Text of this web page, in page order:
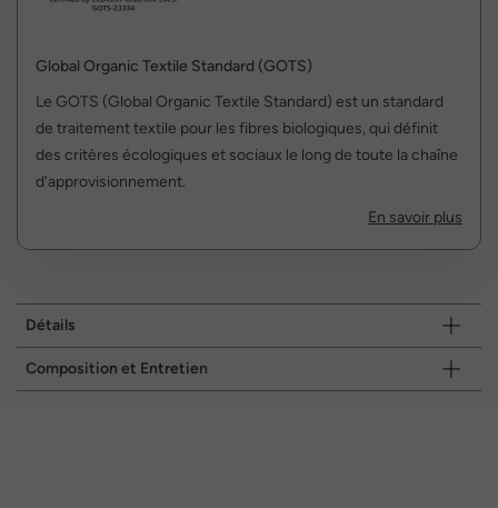
Global Organic Textile Standard (GOTS)
Le GOTS (Global Organic Textile Standard) est un standard
de traitement textile pour les fibres biologiques, qui définit
des critères écologiques et sociaux le long de toute la chaîne
d'approvisionnement.
En savoir plus
Détails
Composition et Entretien